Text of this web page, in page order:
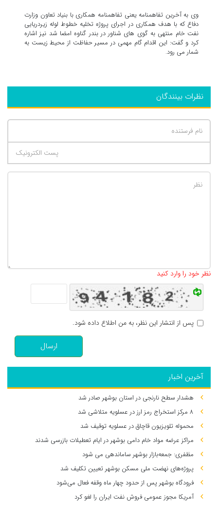
وی به آخرین تفاهمنامه یعنی تفاهمنامه همکاری با بنیاد تعاون وزارت
دفاع که با هدف همکاری در اجرای پروژه تخلیه خطوط لوله زیردریایی
نفت خام منتهی به گوی های شناور در بندر گناوه امضا شد نیز اشاره
کرد و گفت: این اقدام گام مهمی در مسیر حفاظت از محیط زیست به
شمار می رود.
نظرات بینندگان
نظر خود را وارد کنید
پس از انتشار این نظر، به من اطلاع داده شود.
ارسال
آخرین اخبار
هشدار سطح نارنجی در استان بوشهر صادر شد
۸ مرکز استخراج رمز ارز در عسلویه متلاشی شد
محموله تلویزیون قاچاق در عسلویه توقیف شد
مراکز عرضه مواد خام دامی بوشهر در ایام تعطیلات بازرسی شدند
مظفری: جمعه‌بازار بوشهر ساماندهی می‌ شود
پروژه‌های نهضت ملی مسکن بوشهر تعیین تکلیف شد
فرودگاه بوشهر پس از حدود چهار ماه وقفه فعال می‌شود
آمریکا مجوز عمومی فروش نفت ایران را لغو کرد